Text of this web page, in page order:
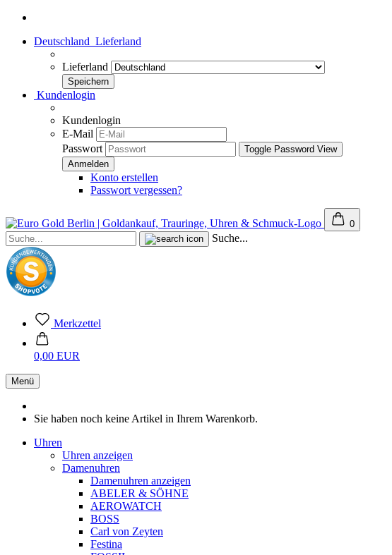
Deutschland Lieferland
Lieferland
Kundenlogin
Kundenlogin
E-Mail
Passwort
Toggle Password View
Konto erstellen
Passwort vergessen?
0
Suche...
Merkzettel
0,00 EUR
Menü
Sie haben noch keine Artikel in Ihrem Warenkorb.
Uhren
Uhren anzeigen
Damenuhren
Damenuhren anzeigen
ABELER & SÖHNE
AEROWATCH
BOSS
Carl von Zeyten
Festina